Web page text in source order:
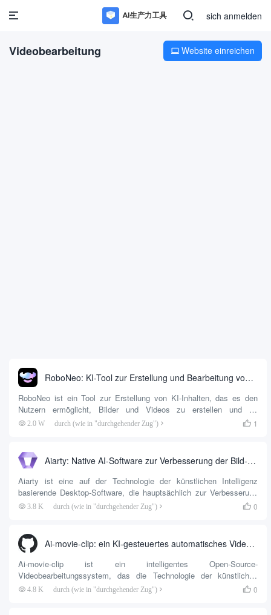
sich anmelden
Videobearbeitung  Website einreichen
RoboNeo: KI-Tool zur Erstellung und Bearbeitung von Videos und Bildern per Chat
RoboNeo ist ein Tool zur Erstellung von KI-Inhalten, das es den
Nutzern ermöglicht, Bilder und Videos zu erstellen und zu
bearbeiten, indem sie Textbefehle über eine Chat-Software-ähnliche
entsprechenden Inhalt. Mit diesem Tool können kurze Videos von
bis zu 5 Sekunden Länge erstellt werden, oder auf der Grundlage
von Text...
2.0 W durch (wie in "durchgehender Zug")  1
Aiarty: Native AI-Software zur Verbesserung der Bild- und Videoqualität
Aiarty ist eine auf der Technologie der künstlichen Intelligenz
basierende Desktop-Software, die hauptsächlich zur Verbesserung
der Qualität von Bildern und Videos eingesetzt wird. Mit einer Reihe
und Auflösungsverbesserung bis zu 32K Auflösung für Bilder und
4K Auflösung für Videos bearbeiten. Die Software enthält auch
eine...
3.8 K durch (wie in "durchgehender Zug")  0
Ai-movie-clip: ein KI-gesteuertes automatisches Videoschnittprogramm
Ai-movie-clip ist ein intelligentes Open-Source-
Videobearbeitungssystem, das die Technologie der künstlichen
Intelligenz nutzt, um den Videobearbeitungsprozess zu
4.8 K durch (wie in "durchgehender Zug")  0